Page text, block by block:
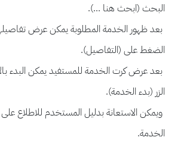
البحث (ابحث هنا ...).
بعد ظهور الخدمة المطلوبة يمكن عرض
الضغط على (التفاصيل).
بعد عرض كرت الخدمة للمستفيد يمكن البدء
الزر (بدء الخدمة).
ويمكن الاستعانة بدليل المستخدم للاطلاع
الخدمة.